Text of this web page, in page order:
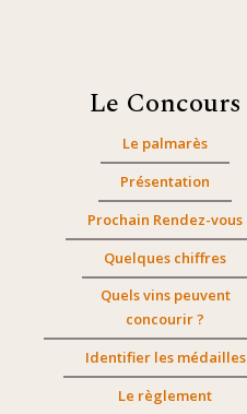
Le Concours
Le palmarès
Présentation
Prochain Rendez-vous
Quelques chiffres
Quels vins peuvent
concourir ?
Identifier les médailles
Le règlement